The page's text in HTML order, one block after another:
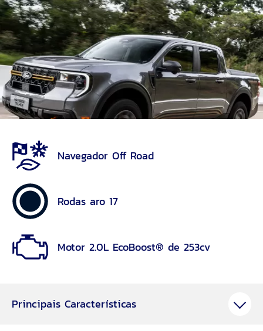
Navegador Off Road
Rodas aro 17
Motor 2.0L EcoBoost® de 253cv
Principais Características